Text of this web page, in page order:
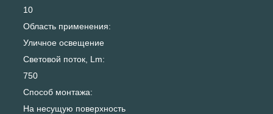
10
Область применения:
Уличное освещение
Световой поток, Lm:
750
Способ монтажа:
На несущую поверхность